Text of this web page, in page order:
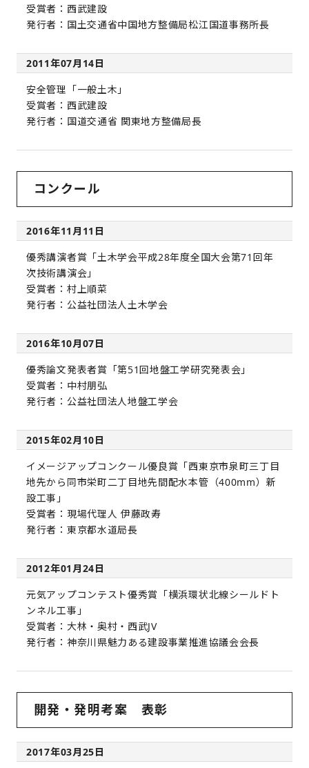
受賞者：西武建設
発行者：国土交通省中国地方整備局松江国道事務所長
2011年07月14日
安全管理「一般土木」
受賞者：西武建設
発行者：国道交通省 関東地方整備局長
コンクール
2016年11月11日
優秀講演者賞「土木学会平成28年度全国大会第71回年
次技術講演会」
受賞者：村上順菜
発行者：公益社団法人土木学会
2016年10月07日
優秀論文発表者賞「第51回地盤工学研究発表会」
受賞者：中村朋弘
発行者：公益社団法人地盤工学会
2015年02月10日
イメージアップコンクール優良賞「西東京市泉町三丁目
地先から同市栄町二丁目地先間配水本管（400mm）新
設工事」
受賞者：現場代理人 伊藤政寿
発行者：東京都水道局長
2012年01月24日
元気アップコンテスト優秀賞「横浜環状北線シールドト
ンネル工事」
受賞者：大林・奥村・西武JV
発行者：神奈川県魅力ある建設事業推進協議会会長
開発・発明考案 表彰
2017年03月25日